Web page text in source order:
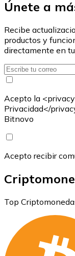
Únete a
Recibe
productos y
directamente en
Acepto la
Privacidad</
Bitnovo
Acepto recibir
Top